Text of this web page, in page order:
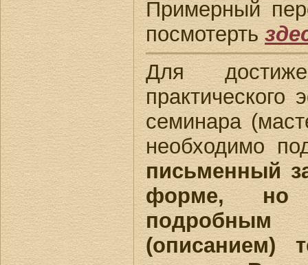
Примерный
посмотерть
Для
практического
семинара
необходимо
письменный
форме, но
(описанием)